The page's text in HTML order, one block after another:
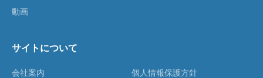
動画
サイトについて
会社案内
個人情報保護方針